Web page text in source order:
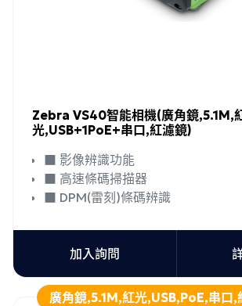
Zebra VS40智能相機(廣角鏡,5.1M,
光,USB+1PoE+串口,紅濾鏡)
■ 影像辨識功能
■ 高速條碼掃描器
■ DPM(雷刻)條碼辨識
加入詢問
廣角鏡,5.1M,紅光,USB,PoE,串口,